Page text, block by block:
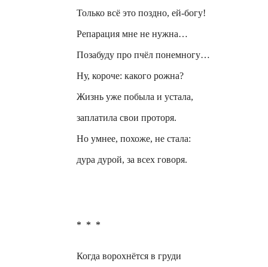
Только всё это поздно, ей-богу!
Репарация мне не нужна…
Позабуду про пчёл понемногу…
Ну, короче: какого рожна?
Жизнь уже побыла и устала,
заплатила своипроторя.
Но умнее, похоже, не стала:
дура дурой, за всех говоря.
* * *
Когда ворохнётся в груди